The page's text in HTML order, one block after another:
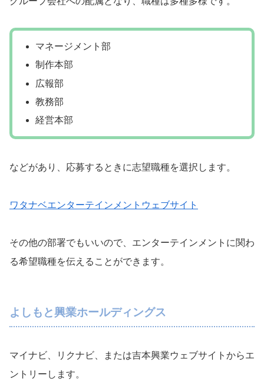
マネージメント部
制作本部
広報部
教務部
経営本部
などがあり、応募するときに志望職種を選択します。
ワタナベエンターテインメントウェブサイト
その他の部署でもいいので、エンターテインメントに関わ
る希望職種を伝えることができます。
よしもと興業ホールディングス
マイナビ、リクナビ、または吉本興業ウェブサイトからエ
ントリーします。